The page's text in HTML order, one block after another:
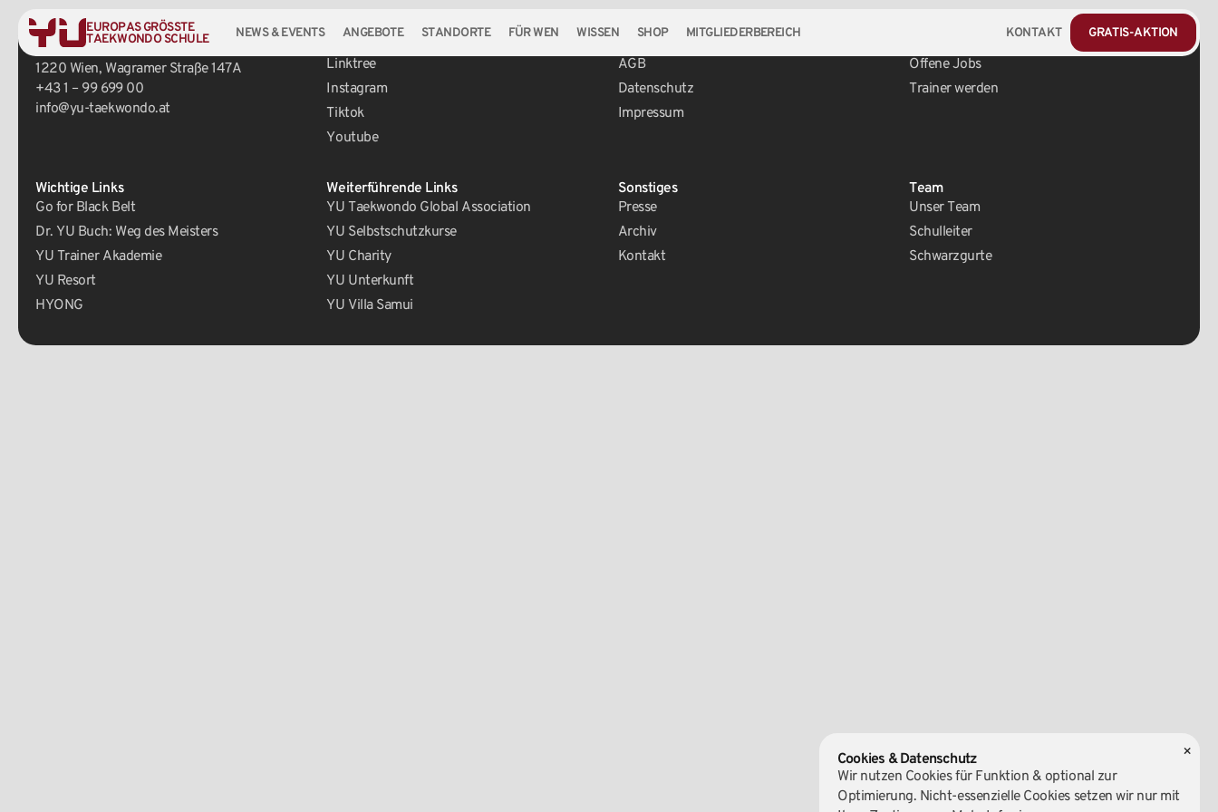
EUROPAS GRÖSSTE
TAEKWONDO SCHULE
NEWS & EVENTS ANGEBOTE STANDORTE FÜR WEN WISSEN SHOP MITGLIEDERBEREICH KONTAKT GRATIS-AKTION
Zentrale
1220 Wien, Wagramer Straße 147A
+43 1 – 99 699 00
info@yu-taekwondo.at
Linktree
Instagram
Tiktok
Youtube
AGB
Datenschutz
Impressum
Offene Jobs
Trainer werden
Wichtige Links
Go for Black Belt
Dr. YU Buch: Weg des Meisters
YU Trainer Akademie
YU Resort
HYONG
Weiterführende Links
YU Taekwondo Global Association
YU Selbstschutzkurse
YU Charity
YU Unterkunft
YU Villa Samui
Sonstiges
Presse
Archiv
Kontakt
Team
Unser Team
Schulleiter
Schwarzgurte
×
Cookies & Datenschutz
Wir nutzen Cookies für Funktion & optional zur
Optimierung. Nicht-essenzielle Cookies setzen wir nur mit